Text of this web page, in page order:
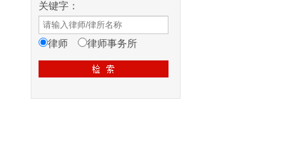
关键字：
律师 律师事务所